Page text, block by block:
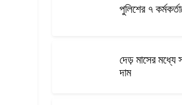
পুলিশের ৭
দেড় মাসের মধ্যে
দাম